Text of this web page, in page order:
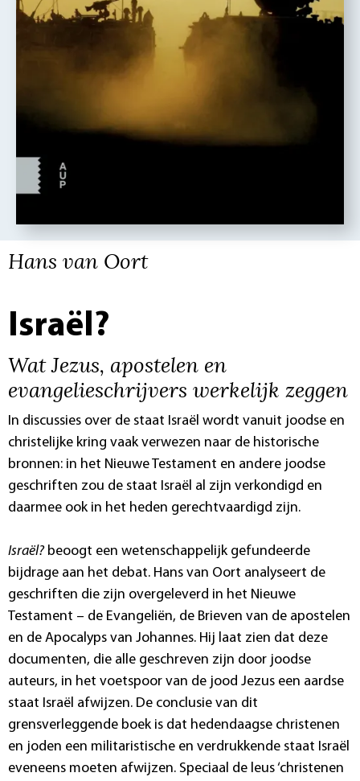
Hans van Oort
Israël?
Wat Jezus, apostelen en
evangelieschrijvers werkelijk zeggen
In discussies over de staat Israël wordt vanuit joodse en
christelijke kring vaak verwezen naar de historische
bronnen: in het Nieuwe Testament en andere joodse
geschriften zou de staat Israël al zijn verkondigd en
daarmee ook in het heden gerechtvaardigd zijn.
Israël?beoogt een wetenschappelijk gefundeerde
bijdrage aan het debat. Hans van Oort analyseert de
geschriften die zijn overgeleverd in het Nieuwe
Testament – de Evangeliën, de Brieven van de apostelen
en de Apocalyps van Johannes. Hij laat zien dat deze
documenten, die alle geschreven zijn door joodse
auteurs, in het voetspoor van de jood Jezus een aardse
staat Israël afwijzen. De conclusie van dit
grensverleggende boek is dat hedendaagse christenen
en joden een militaristische en verdrukkende staat Israël
eveneens moeten afwijzen. Speciaal de leus ‘christenen